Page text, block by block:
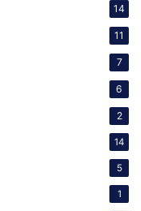
14
11
7
6
2
14
5
1